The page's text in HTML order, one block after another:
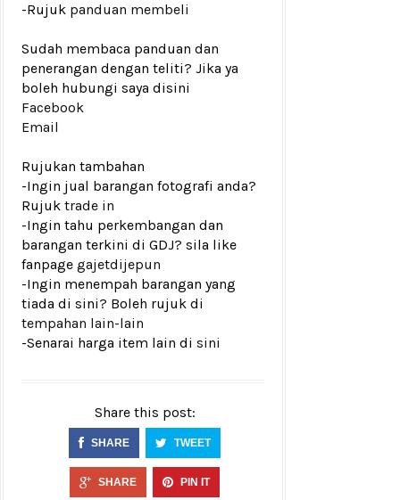
-Rujuk panduan membeli
Sudah membaca panduan dan
penerangan dengan teliti? Jika ya
boleh hubungi saya disini
Facebook
Email
Rujukan tambahan
-Ingin jual barangan fotografi anda?
Rujuk trade in
-Ingin tahu perkembangan dan
barangan terkini di GDJ? sila like
fanpage gajetdijepun
-Ingin menempah barangan yang
tiada di sini? Boleh rujuk di
tempahan lain-lain
-Senarai harga item lain di sini
Share this post:
SHARE TWEET
SHARE PIN IT